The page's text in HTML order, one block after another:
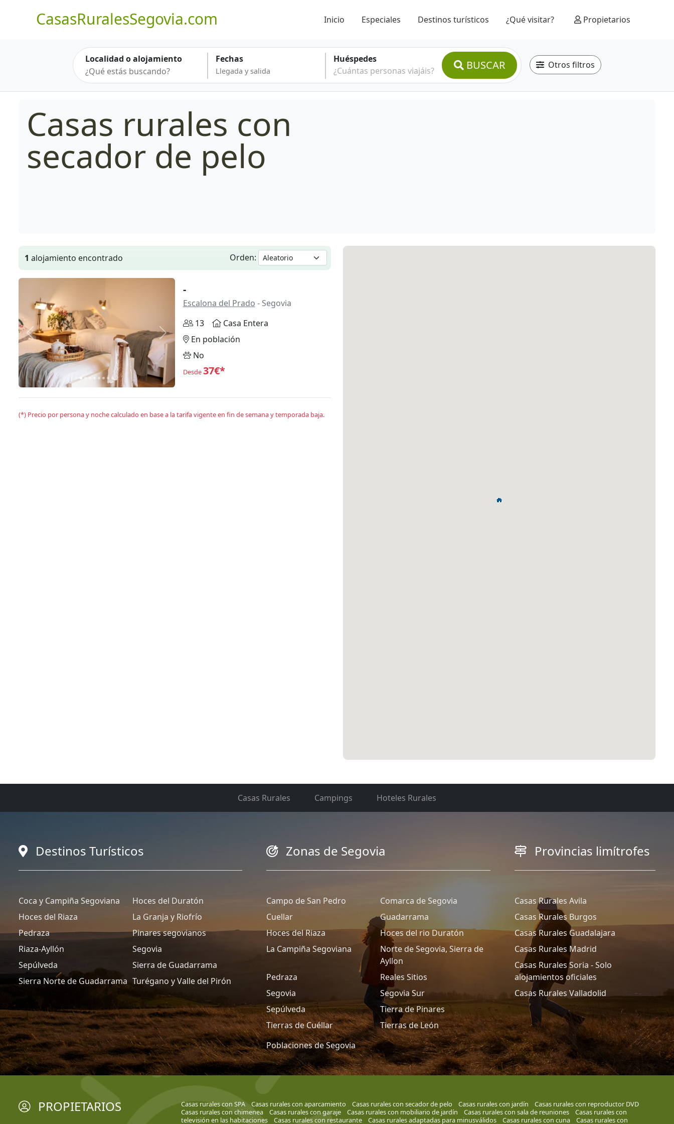
CasasRuralesSegovia.com Inicio Especiales Destinos turísticos ¿Qué visitar? Propietarios
Localidad o alojamiento Fechas
Huéspedes
¿Cuántas personas viajáis?
BUSCAR Otros filtros
Casas rurales con
secador de pelo
1 alojamiento encontrado Orden:
Anterior Siguiente
-
Escalona del Prado - Segovia
13
Casa Entera
En población
No
Desde37€*
(*) Precio por persona y noche calculado en base a la tarifa vigente en fin de semana y temporada baja.
Casas Rurales Campings Hoteles Rurales
Destinos Turísticos
Coca y Campiña Segoviana
Hoces del Duratón
Hoces del Riaza
La Granja y Riofrío
Pedraza
Pinares segovianos
Riaza-Ayllón
Segovia
Sepúlveda
Sierra de Guadarrama
Sierra Norte de Guadarrama Turégano y Valle del Pirón
Zonas de Segovia
Campo de San Pedro
Comarca de Segovia
Cuellar
Guadarrama
Hoces del Riaza
Hoces del rio Duratón
La Campiña Segoviana
Norte de Segovia, Sierra de
Ayllon
Pedraza
Reales Sitios
Segovia
Segovia Sur
Sepúlveda
Tierra de Pinares
Tierras de Cuéllar
Tierras de León
Poblaciones de Segovia
Provincias limítrofes
Casas Rurales Avila
Casas Rurales Burgos
Casas Rurales Guadalajara
Casas Rurales Madrid
Casas Rurales Soria - Solo
alojamientos oficiales
Casas Rurales Valladolid
PROPIETARIOS Casas rurales con SPA Casas rurales con aparcamiento Casas rurales con secador de pelo Casas rurales con jardín
Casas rurales con reproductor DVD
Casas rurales con chimenea
Casas rurales con garaje Casas rurales con mobiliario de jardín Casas rurales con sala de reuniones
Casas rurales con
televisión en las habitaciones
Casas rurales con restaurante Casas rurales adaptadas para minusválidos Casas rurales con cuna
Casas rurales con